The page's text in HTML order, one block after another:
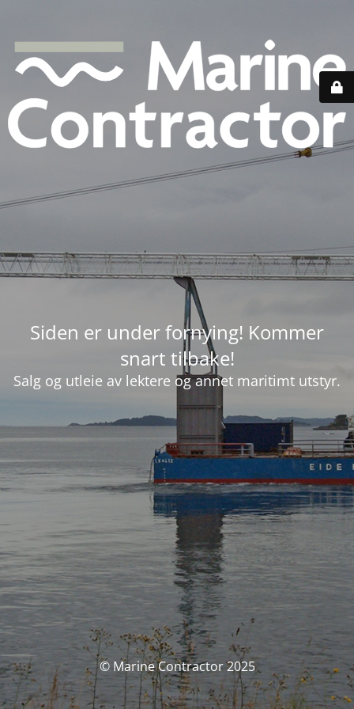
Siden er under fornying! Kommer
snart tilbake!
Salg og utleie av lektere og annet maritimt utstyr.
© Marine Contractor 2025